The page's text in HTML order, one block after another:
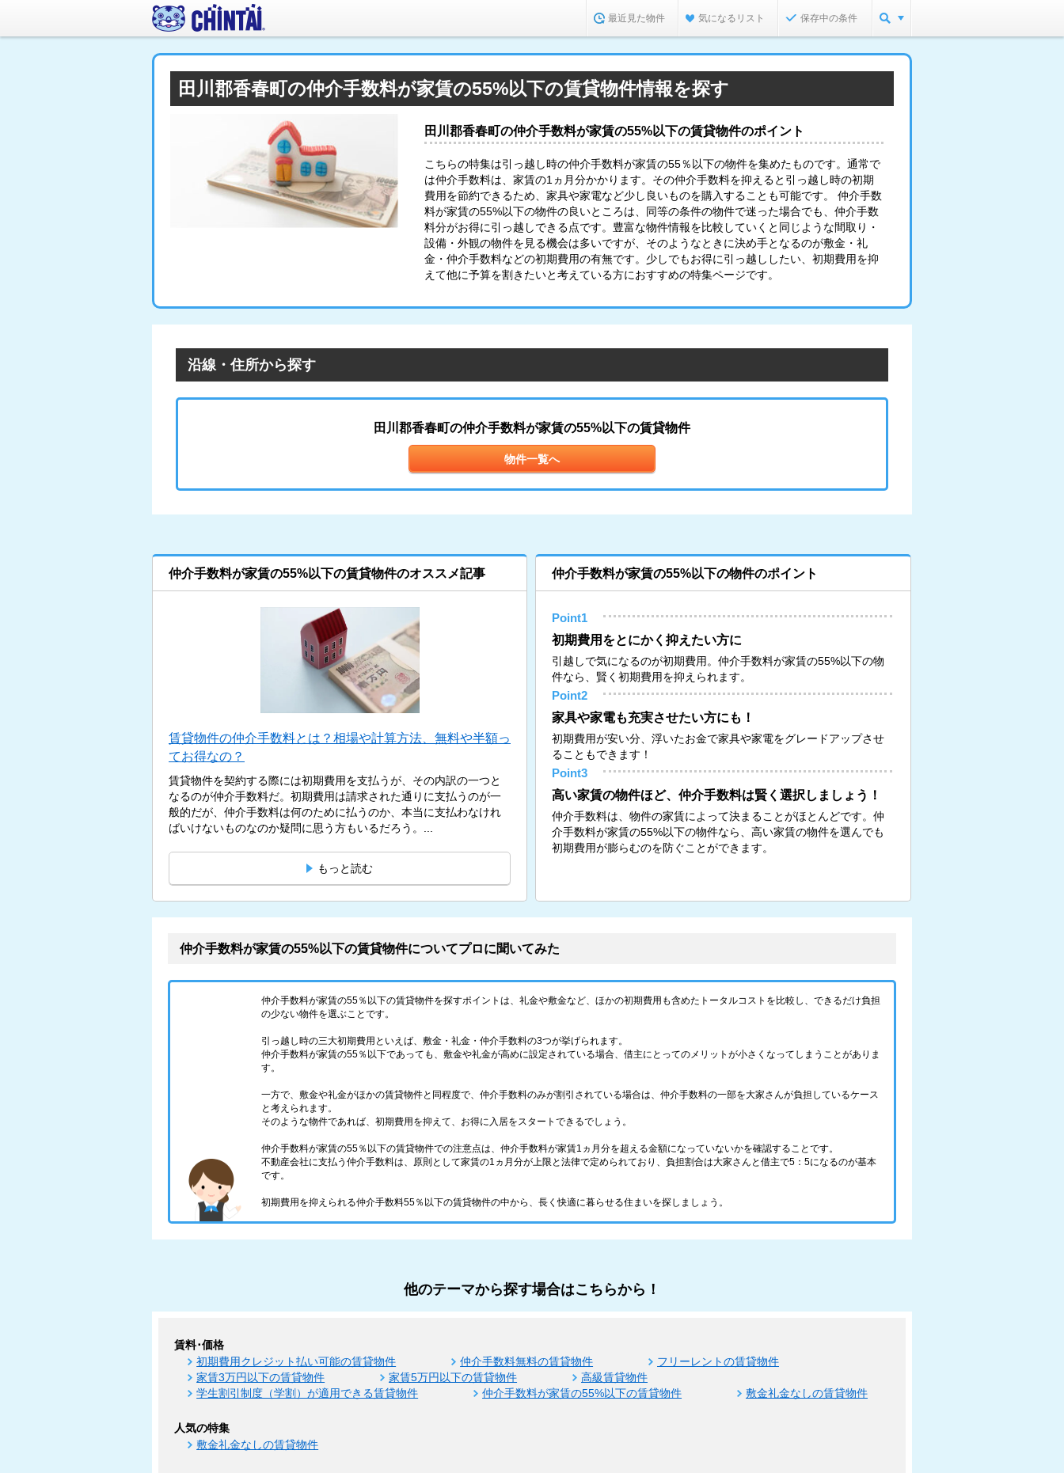
最近見た物件 気になるリスト 保存中の条件
田川郡香春町の仲介手数料が家賃の55%以下の賃貸物件情報を探す
田川郡香春町の仲介手数料が家賃の55%以下の賃貸物件のポイント
こちらの特集は引っ越し時の仲介手数料が家賃の55％以下の物件を集めたものです。通常で
は仲介手数料は、家賃の1ヵ月分かかります。その仲介手数料を抑えると引っ越し時の初期
費用を節約できるため、家具や家電など少し良いものを購入することも可能です。 仲介手数
料が家賃の55%以下の物件の良いところは、同等の条件の物件で迷った場合でも、仲介手数
料分がお得に引っ越しできる点です。豊富な物件情報を比較していくと同じような間取り・
設備・外観の物件を見る機会は多いですが、そのようなときに決め手となるのが敷金・礼
金・仲介手数料などの初期費用の有無です。少しでもお得に引っ越ししたい、初期費用を抑
えて他に予算を割きたいと考えている方におすすめの特集ページです。
沿線・住所から探す
田川郡香春町の仲介手数料が家賃の55%以下の賃貸物件
物件一覧へ
仲介手数料が家賃の55%以下の賃貸物件のオススメ記事
賃貸物件の仲介手数料とは？相場や計算方法、無料や半額っ
てお得なの？
賃貸物件を契約する際には初期費用を支払うが、その内訳の一つと
なるのが仲介手数料だ。初期費用は請求された通りに支払うのが一
般的だが、仲介手数料は何のために払うのか、本当に支払わなけれ
ばいけないものなのか疑問に思う方もいるだろう。...
もっと読む
仲介手数料が家賃の55%以下の物件のポイント
Point1
初期費用をとにかく抑えたい方に
引越しで気になるのが初期費用。仲介手数料が家賃の55%以下の物
件なら、賢く初期費用を抑えられます。
Point2
家具や家電も充実させたい方にも！
初期費用が安い分、浮いたお金で家具や家電をグレードアップさせ
ることもできます！
Point3
高い家賃の物件ほど、仲介手数料は賢く選択しましょう！
仲介手数料は、物件の家賃によって決まることがほとんどです。仲
介手数料が家賃の55%以下の物件なら、高い家賃の物件を選んでも
初期費用が膨らむのを防ぐことができます。
仲介手数料が家賃の55%以下の賃貸物件についてプロに聞いてみた
仲介手数料が家賃の55％以下の賃貸物件を探すポイントは、礼金や敷金など、ほかの初期費用も含めたトータルコストを比較し、できるだけ負担
の少ない物件を選ぶことです。
引っ越し時の三大初期費用といえば、敷金・礼金・仲介手数料の3つが挙げられます。
仲介手数料が家賃の55％以下であっても、敷金や礼金が高めに設定されている場合、借主にとってのメリットが小さくなってしまうことがありま
す。
一方で、敷金や礼金がほかの賃貸物件と同程度で、仲介手数料のみが割引されている場合は、仲介手数料の一部を大家さんが負担しているケース
と考えられます。
そのような物件であれば、初期費用を抑えて、お得に入居をスタートできるでしょう。
仲介手数料が家賃の55％以下の賃貸物件での注意点は、仲介手数料が家賃1ヵ月分を超える金額になっていないかを確認することです。
不動産会社に支払う仲介手数料は、原則として家賃の1ヵ月分が上限と法律で定められており、負担割合は大家さんと借主で5：5になるのが基本
です。
初期費用を抑えられる仲介手数料55％以下の賃貸物件の中から、長く快適に暮らせる住まいを探しましょう。
他のテーマから探す場合はこちらから！
賃料･価格
初期費用クレジット払い可能の賃貸物件 仲介手数料無料の賃貸物件
フリーレントの賃貸物件
家賃3万円以下の賃貸物件
家賃5万円以下の賃貸物件
高級賃貸物件
学生割引制度（学割）が適用できる賃貸物件
仲介手数料が家賃の55%以下の賃貸物件 敷金礼金なしの賃貸物件
人気の特集
敷金礼金なしの賃貸物件